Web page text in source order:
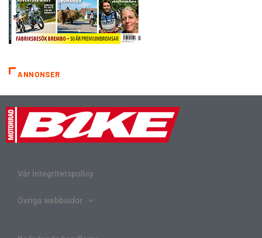
ANNONSER
Vår integritetspolicy
Övriga webbsidor